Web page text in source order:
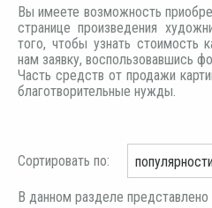
Вы имеете возможность
странице произведения
того, чтобы узнать стоимость
нам заявку, воспользовавшись
Часть средств от продажи
благотворительные нужды.
Сортировать по:
В данном разделе представлено